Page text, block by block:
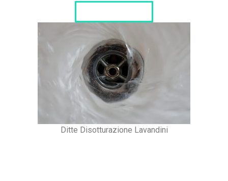
Ditte Disotturazione Lavandini